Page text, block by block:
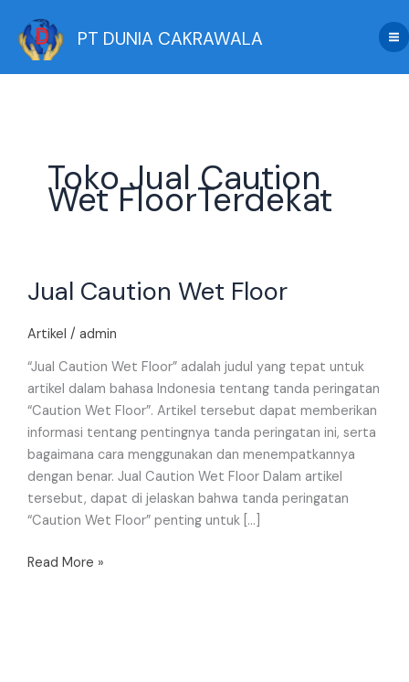
content
PT DUNIA CAKRAWALA
Toko Jual Caution
Wet FloorTerdekat
Jual Caution Wet Floor
Artikel / admin
“Jual Caution Wet Floor” adalah judul yang tepat untuk
artikel dalam bahasa Indonesia tentang tanda peringatan
“Caution Wet Floor”. Artikel tersebut dapat memberikan
informasi tentang pentingnya tanda peringatan ini, serta
bagaimana cara menggunakan dan menempatkannya
dengan benar. Jual Caution Wet Floor Dalam artikel
tersebut, dapat di jelaskan bahwa tanda peringatan
“Caution Wet Floor” penting untuk […]
Caution
Floor
Read More »